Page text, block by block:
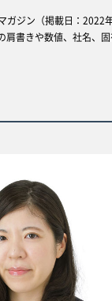
ジン（掲載日：2022年
書きや数値、社名、